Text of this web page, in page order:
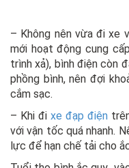
– Không nên vừa đi xe
mới hoạt động cung
trình xả), bình điện còn
phồng bình, nên đợi
cắm sạc.
– Khi đixe đạp điện
với vận tốc quá nhanh.
lực để hạn chế tải cho